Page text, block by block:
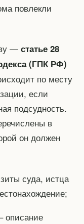
повлекли
— статье 28
(ГПК РФ)
по месту
если
подсудность.
в
он должен
суда, истца
описание